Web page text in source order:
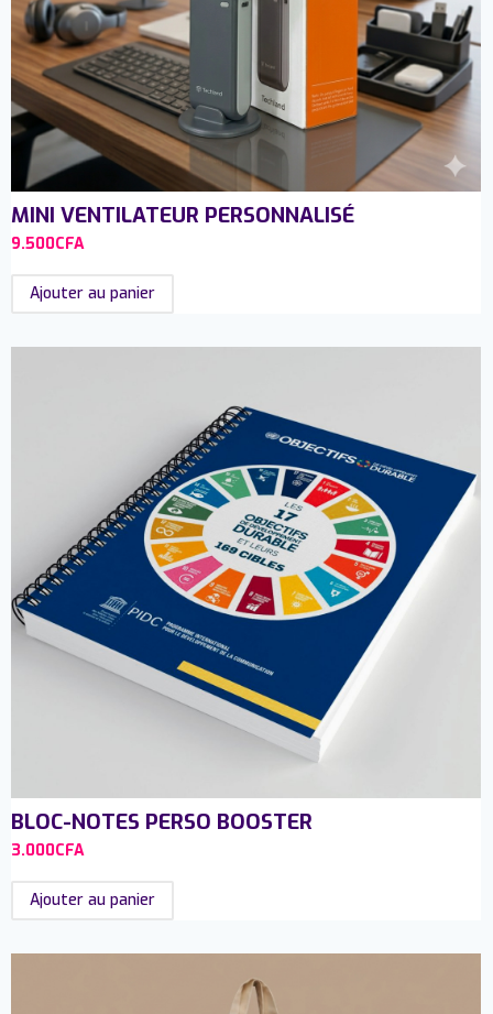
MINI VENTILATEUR PERSONNALISÉ
9.500CFA
Ajouter au panier
BLOC-NOTES PERSO BOOSTER
3.000CFA
Ajouter au panier